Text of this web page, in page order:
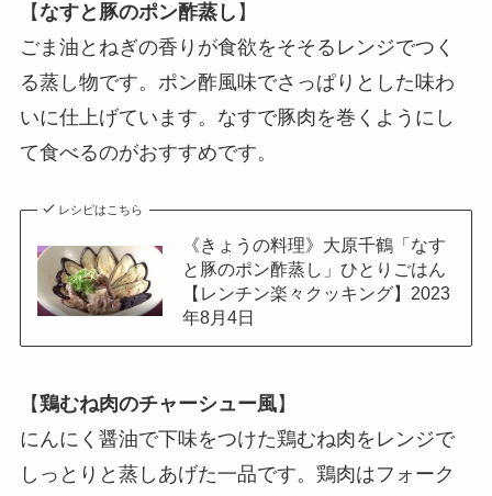
【なすと豚のポン酢蒸し 】
ごま油とねぎの香りが食欲をそそるレンジでつく
る蒸し物です。ポン酢風味でさっぱりとした味わ
いに仕上げています。なすで豚肉を巻くようにし
て食べるのがおすすめです。
レシピはこちら
《きょうの料理》大原千鶴「なす
と豚のポン酢蒸し」ひとりごはん
【レンチン楽々クッキング】2023
年8月4日
【鶏むね肉のチャーシュー風】
にんにく醤油で下味をつけた鶏むね肉をレンジで
しっとりと蒸しあげた一品です。鶏肉はフォーク